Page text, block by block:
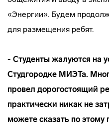
«Энергии». Будем
для размещения ребят.
- Студенты жалуются на
Студгородке МИЭТа.
провел дорогостоящий
практически никак не
можете сказать по этому